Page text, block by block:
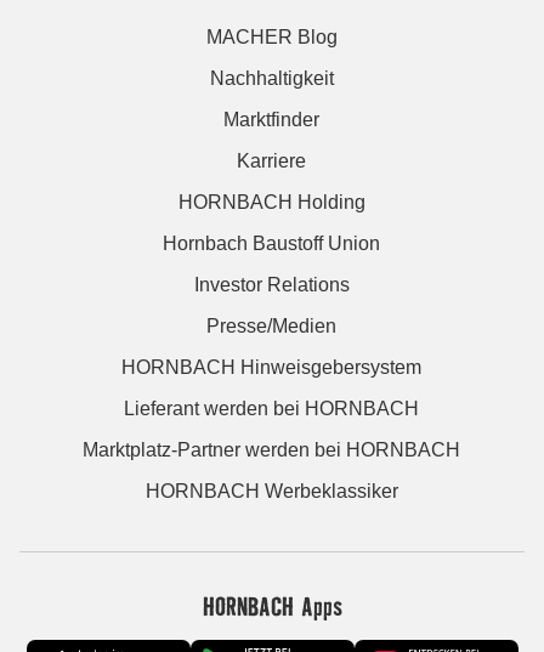
MACHER Blog
Nachhaltigkeit
Marktfinder
Karriere
HORNBACH Holding
Hornbach Baustoff Union
Investor Relations
Presse/Medien
HORNBACH Hinweisgebersystem
Lieferant werden bei HORNBACH
Marktplatz-Partner werden bei HORNBACH
HORNBACH Werbeklassiker
HORNBACH Apps